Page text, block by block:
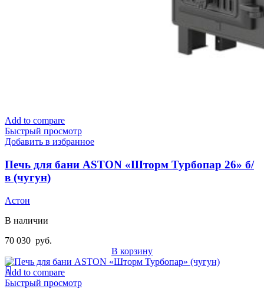
Add to compare
Быстрый просмотр
Добавить в избранное
Печь для бани ASTON «Шторм Турбопар 26» б/
в (чугун)
Астон
В наличии
70 030 руб.
В корзину
Add to compare
Быстрый просмотр